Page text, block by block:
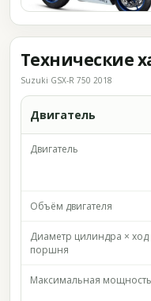
Технические
Suzuki GSX-R 750 2018
Двигатель
Двигатель
Объём двигателя
Диаметр цилиндра × ход
поршня
Максимальная мощность